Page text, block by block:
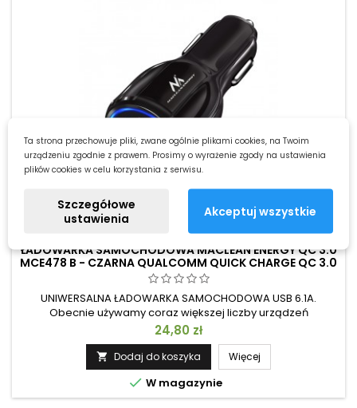
OB18091
OEM
ŁADOWARKA SAMOCHODOWA MACLEAN ENERGY QC 3.0
MCE478 B - CZARNA QUALCOMM QUICK CHARGE QC 3.0
- 5V / 3A, 9V / 1.8A, 12V / 1.6A
UNIWERSALNA ŁADOWARKA SAMOCHODOWA USB 6.1A.
Obecnie używamy coraz większej liczby urządzeń
wymagających energii podczas podróży samochodem.
Maclean MCE478 wychodzi naprzeciw tym oczekiwaniom i
wprowadza nowy model ładowarki samochodowej o łącznej
mocy wyjściowej 6,1 A. Produkt cechuje przede wszystkim
szybkość ładowania, wielofunkcyjność, bezpieczeństwo...
Cena
24,80 zł
 Dodaj do koszyka Więcej
 W magazynie
Ta strona przechowuje pliki, zwane ogólnie plikami cookies, na Twoim
urządzeniu zgodnie z prawem. Prosimy o wyrażenie zgody na ustawienia
plików cookies w celu korzystania z serwisu.
Szczegółowe
ustawienia
Akceptuj wszystkie